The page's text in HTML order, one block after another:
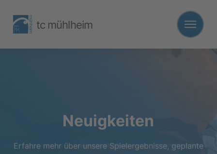
tc mühlheim
Neuigkeiten
Erfahre mehr über unsere Spielergebnisse, geplante